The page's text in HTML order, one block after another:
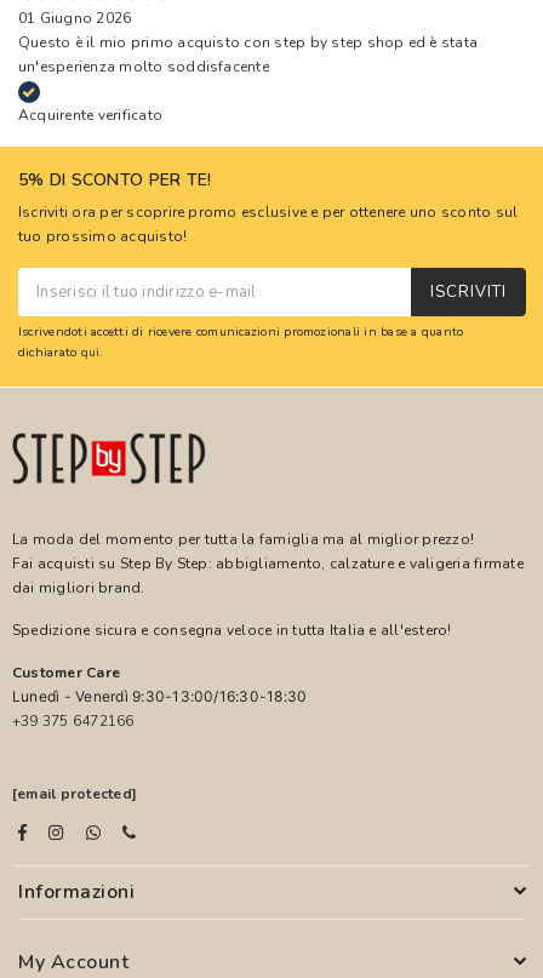
01 Giugno 2026
Questo è il mio primo acquisto con step by step shop ed è stata
un'esperienza molto soddisfacente
Acquirente verificato
5% DI SCONTO PER TE!
Iscriviti ora per scoprire promo esclusive e per ottenere uno sconto sul
tuo prossimo acquisto!
ISCRIVITI
Iscrivendoti accetti di ricevere comunicazioni promozionali in base a quanto
dichiarato qui.
La moda del momento per tutta la famiglia ma al miglior prezzo!
Fai acquisti su Step By Step: abbigliamento, calzature e valigeria firmate
dai migliori brand.
Spedizione sicura e consegna veloce in tutta Italia e all'estero!
Customer Care
Lunedì - Venerdì 9:30-13:00/16:30-18:30
+39 375 6472166
[email protected]
Informazioni
My Account